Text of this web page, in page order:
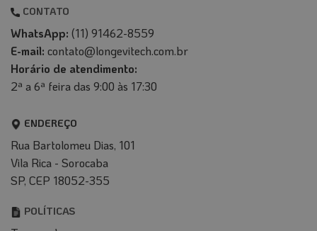
CONTATO
WhatsApp: (11) 91462-8559
E-mail: contato@longevitech.com.br
Horário de atendimento:
2ª a 6ª feira das 9:00 às 17:30
ENDEREÇO
Rua Bartolomeu Dias, 101
Vila Rica - Sorocaba
SP, CEP 18052-355
POLÍTICAS